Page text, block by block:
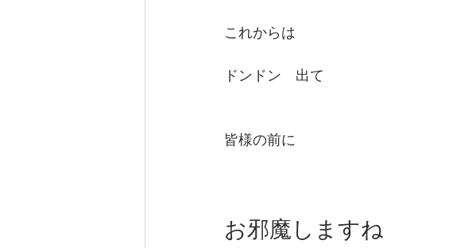
これからは
ドンドン　出て
皆様の前に
お邪魔しますね